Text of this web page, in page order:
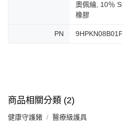
奧佩綸, 10％
橡膠
PN 9HPKN08B01F
商品相關分類 (2)
健康守護鍺 醫療級護具